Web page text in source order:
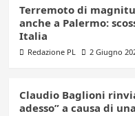
Terremoto di
anche a Palermo:
Italia
Redazione PL 2 Giugno
Claudio Baglioni
adesso” a causa di